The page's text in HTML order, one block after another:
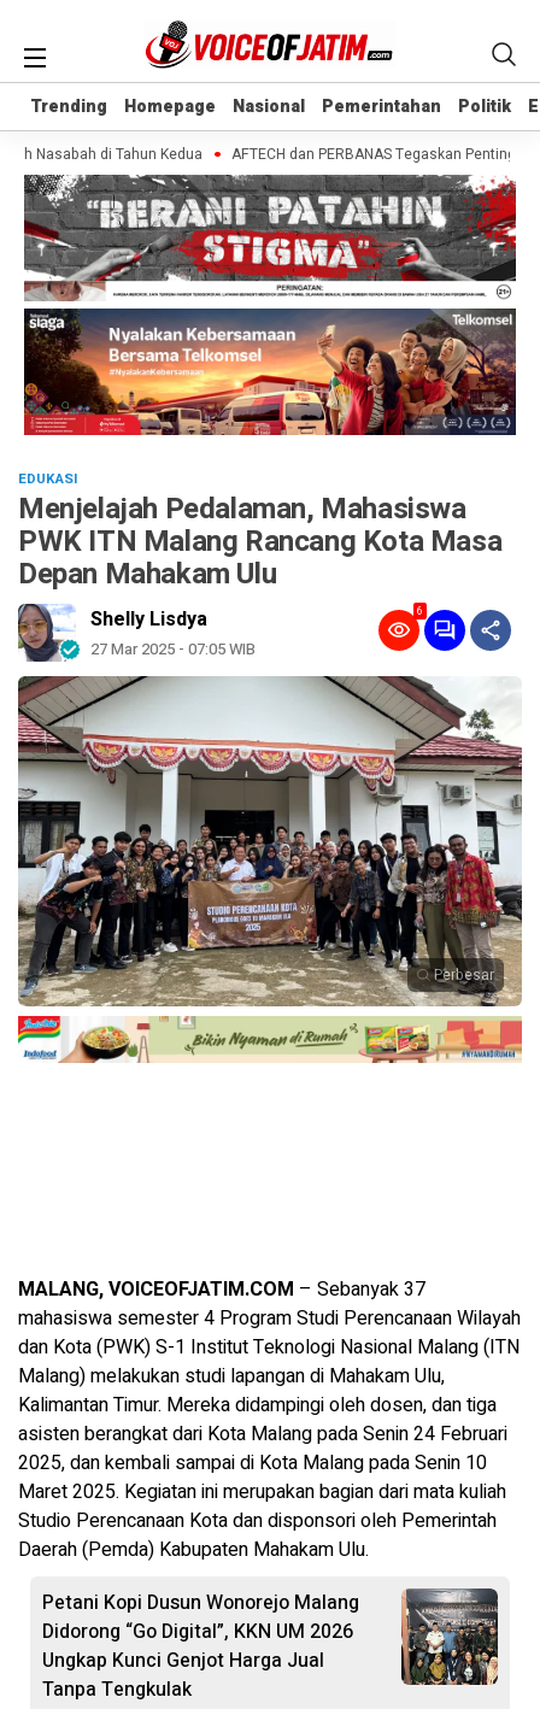
Trending Homepage Nasional Pemerintahan Politik
Trending Homepage Nasional Pemerintahan Politik
Nasabah di Tahun Kedua AFTECH dan PERBANAS Tegaskan Pentingnya
EDUKASI
Menjelajah Pedalaman, Mahasiswa
PWK ITN Malang Rancang Kota Masa
Depan Mahakam Ulu
Shelly Lisdya
27 Mar 2025 - 07:05 WIB
6
Perbesar
MALANG, VOICEOFJATIM.COM – Sebanyak 37
mahasiswa semester 4 Program Studi Perencanaan Wilayah
dan Kota (PWK) S-1 Institut Teknologi Nasional Malang (ITN
Malang) melakukan studi lapangan di Mahakam Ulu,
Kalimantan Timur. Mereka didampingi oleh dosen, dan tiga
asisten berangkat dari Kota Malang pada Senin 24 Februari
2025, dan kembali sampai di Kota Malang pada Senin 10
Maret 2025. Kegiatan ini merupakan bagian dari mata kuliah
Studio Perencanaan Kota dan disponsori oleh Pemerintah
Daerah (Pemda) Kabupaten Mahakam Ulu.
Petani Kopi Dusun Wonorejo Malang
Didorong “Go Digital”, KKN UM 2026
Ungkap Kunci Genjot Harga Jual
Tanpa Tengkulak